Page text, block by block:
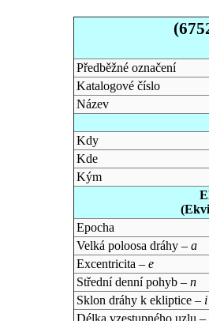
Předběžné označení
Katalogové číslo
Název
Kdy
Kde
Kým
Epocha
Velká poloosa dráhy – a
Excentricita – e
Střední denní pohyb – n
Sklon dráhy k ekliptice – i
Délka vzestupného uzlu –